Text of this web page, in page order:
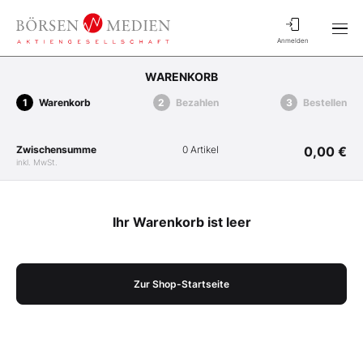
Anmelden
WARENKORB
Warenkorb Bezahlen Bestellen
Zwischensumme
inkl. MwSt.
0 Artikel 0,00 €
Ihr Warenkorb ist leer
Zur Shop-Startseite